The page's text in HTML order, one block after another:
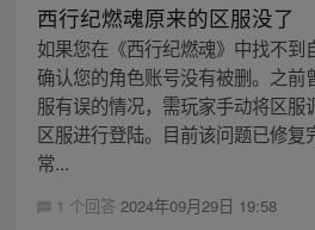
西行纪燃魂原来的区服没了
如果您在《西行纪燃魂》中找不到
确认您的角色账号没有被删。之前
服有误的情况，需玩家手动将区服
区服进行登陆。目前该问题已修复
常...
1 个回答 2024年09月29日 19:58